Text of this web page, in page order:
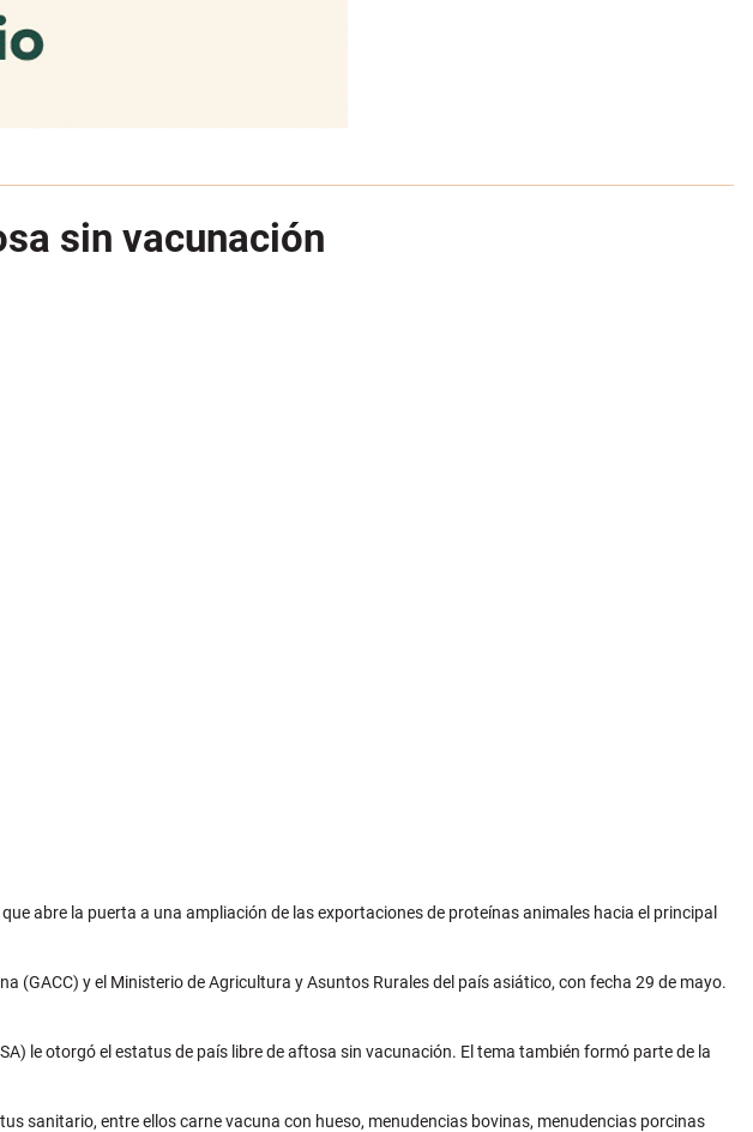
sin vacunación
abre la puerta a una ampliación de las exportaciones de proteínas animales hacia el principal
y el Ministerio de Agricultura y Asuntos Rurales del país asiático, con fecha 29 de mayo.
le otorgó el estatus de país libre de aftosa sin vacunación. El tema también formó parte de la
sanitario, entre ellos carne vacuna con hueso, menudencias bovinas, menudencias porcinas